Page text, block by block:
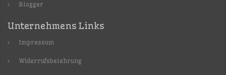
Blogger
Unternehmens Links
Impressum
Widerrufsbelehrung